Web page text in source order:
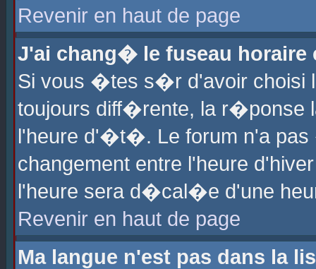
Revenir en haut de page
J'ai chang� le fuseau horaire
Si vous �tes s�r d'avoir choisi
toujours diff�rente, la r�ponse
l'heure d'�t�. Le forum n'a
changement entre l'heure
l'heure sera d�cal�e d'une
Revenir en haut de page
Ma langue n'est pas dans la